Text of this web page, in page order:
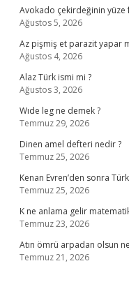
Avokado çekirdeğinin yüze
Ağustos 5, 2026
Az pişmiş et parazit yapar
Ağustos 4, 2026
Alaz Türk ismi mi ?
Ağustos 3, 2026
Wıde leg ne demek ?
Temmuz 29, 2026
Dinen amel defteri nedir ?
Temmuz 25, 2026
Kenan Evren’den sonra
Temmuz 25, 2026
K ne anlama gelir
Temmuz 23, 2026
Atın ömrü arpadan olsun
Temmuz 21, 2026